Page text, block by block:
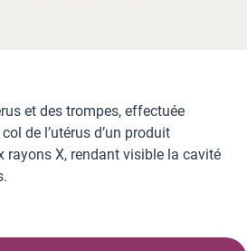
et des trompes, effectuée
de l’utérus d’un produit
rayons X, rendant visible la cavité